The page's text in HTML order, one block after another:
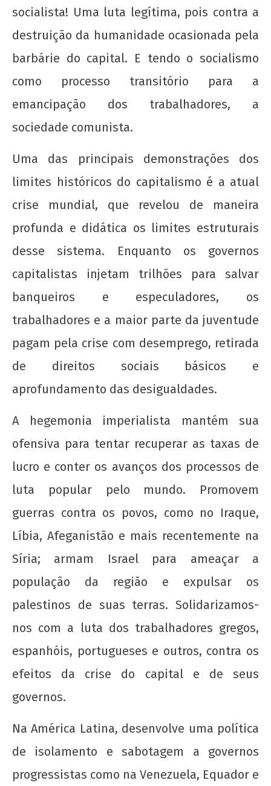
Nota Política da UJC SE - Nas eleições para o
59° CONUNE na UFS, o Coletivo Quilombo (PT)
escancara o oportunismo da majoritária da
UNE!
agosto
2012
wp-
Nota Política da UJC - PARA ALÉM DA
SUSPENSÃO: Pela revogação imediata do
22 de
agosto
2012
admin
UNE na luta: pela Universidade Popular e pelo
socialismo!
22 de
agosto
de
wp-
socialista! Uma luta legítima, pois contra a
destruição da humanidade ocasionada pela
barbárie do capital. E tendo o socialismo
como processo transitório para a
emancipação dos trabalhadores, a
sociedade comunista.
Uma das principais demonstrações dos
limites históricos do capitalismo é a atual
crise mundial, que revelou de maneira
profunda e didática os limites estruturais
desse sistema. Enquanto os governos
capitalistas injetam trilhões para salvar
banqueiros e especuladores, os
trabalhadores e a maior parte da juventude
pagam pela crise com desemprego, retirada
de direitos sociais básicos e
aprofundamento das desigualdades.
A hegemonia imperialista mantém sua
ofensiva para tentar recuperar as taxas de
lucro e conter os avanços dos processos de
luta popular pelo mundo. Promovem
guerras contra os povos, como no Iraque,
Líbia, Afeganistão e mais recentemente na
Síria; armam Israel para ameaçar a
população da região e expulsar os
palestinos de suas terras. Solidarizamos-
nos com a luta dos trabalhadores gregos,
espanhóis, portugueses e outros, contra os
efeitos da crise do capital e de seus
governos.
Na América Latina, desenvolve uma política
de isolamento e sabotagem a governos
progressistas como na Venezuela, Equador e